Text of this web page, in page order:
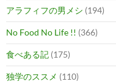
アラフィフの男メシ (194)
No Food No Life !! (366)
食べある記 (175)
独学のススメ (110)